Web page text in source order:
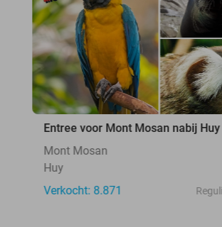
Entree voor Mont Mosan nabij Huy
Mont Mosan
Huy
Verkocht: 8.871